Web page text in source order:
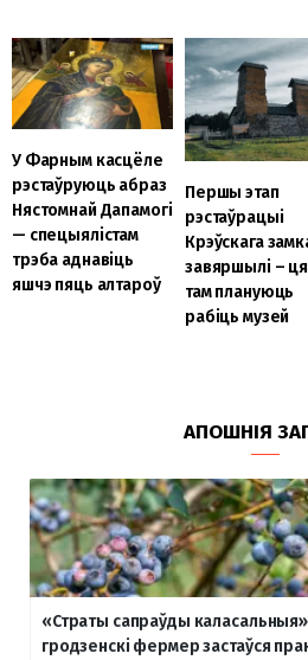
У Фарным касцёле
рэстаўруюць абраз
Нястомнай Дапамогі
— спецыялістам
трэба аднавіць
яшчэ пяць алтароў
Першы этап
рэстаўрацыі
Крэўскага
завяршылі –
там плануюць
рабіць музей
АПОШНІЯ
«Страты сапраўды
гродзенскі фермер застаўся